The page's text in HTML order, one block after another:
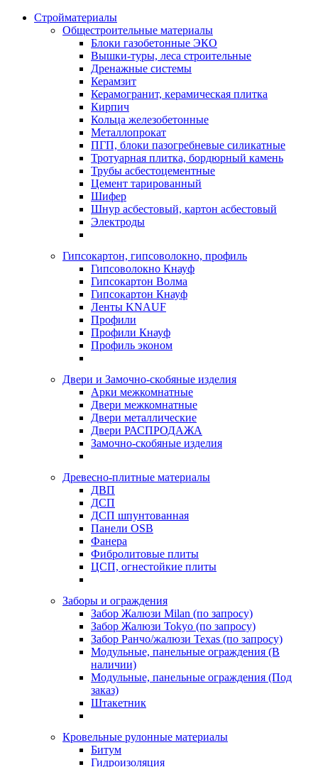
Стройматериалы
Oбщестроительные материалы
Блоки газобетонные ЭКО
Вышки-туры, леса строительные
Дренажные системы
Керамзит
Керамогранит, керамическая плитка
Кирпич
Кольца железобетонные
Металлопрокат
ПГП, блоки пазогребневые силикатные
Тротуарная плитка, бордюрный камень
Трубы асбестоцементные
Цемент тарированный
Шифер
Шнур асбестовый, картон асбестовый
Электроды
Гипсокартон, гипсоволокно, профиль
Гипсоволокно Кнауф
Гипсокартон Волма
Гипсокартон Кнауф
Ленты KNAUF
Профили
Профили Кнауф
Профиль эконом
Двери и Замочно-скобяные изделия
Арки межкомнатные
Двери межкомнатные
Двери металлические
Двери РАСПРОДАЖА
Замочно-скобяные изделия
Древесно-плитные материалы
ДВП
ДСП
ДСП шпунтованная
Панели OSB
Фанера
Фибролитовые плиты
ЦСП, огнестойкие плиты
Заборы и ограждения
Забор Жалюзи Milan (по запросу)
Забор Жалюзи Tokyo (по запросу)
Забор Ранчо/жалюзи Texas (по запросу)
Модульные, панельные ограждения (В
наличии)
Модульные, панельные ограждения (Под
заказ)
Штакетник
Кровельные рулонные материалы
Битум
Гидроизоляция